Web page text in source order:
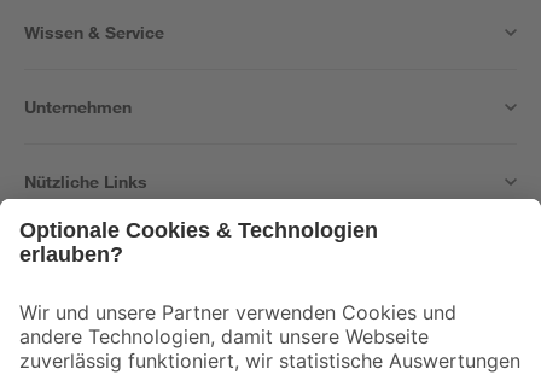
Wissen & Service
Unternehmen
Nützliche Links
Der toom Newsletter: Keine Angebote und Aktionen mehr verpassen!
Zur Newsletter Anmeldung